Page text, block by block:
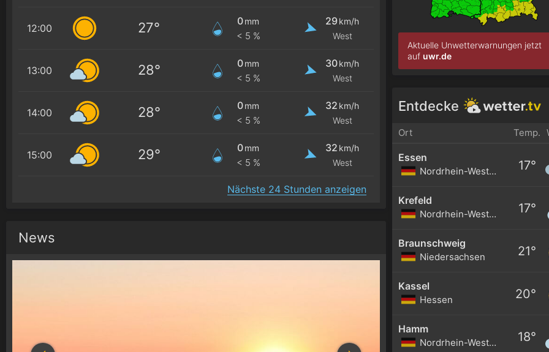
12:00 27° 0mm
< 5 %
29km/h
West
13:00 28° 0mm
< 5 %
30km/h
West
14:00 28° 0mm
< 5 %
32 km/h
West
15:00 29° 0mm
< 5 %
32 km/h
West
Nächste 24 Stunden anzeigen
News
Aktuelle Unwetterwarnungen jetzt
auf uwr.de
Entdecke
Ort Temp.
Essen
Nordrhein-Westfalen 17°
Krefeld
Nordrhein-Westfalen 17°
Braunschweig
Niedersachsen 21°
Kassel
Hessen 20°
Hamm
Nordrhein-Westfalen 18°